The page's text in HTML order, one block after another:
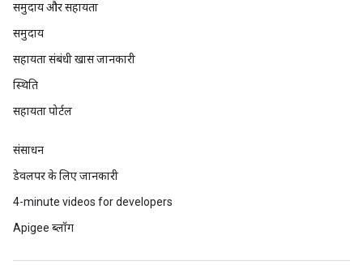
समुदाय और सहायता
समुदाय
सहायता संबंधी खास जानकारी
स्थिति
सहायता पोर्टल
संसाधन
डेवलपर के लिए जानकारी
4-minute videos for developers
Apigee ब्लॉग